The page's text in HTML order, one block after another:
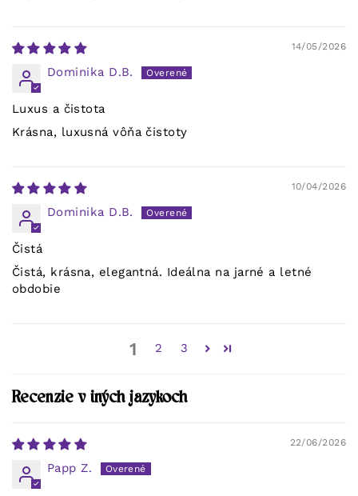
14/05/2026
Dominika D.B.
Luxus a čistota
Krásna, luxusná vôňa čistoty
10/04/2026
Dominika D.B.
Čistá
Čistá, krásna, elegantná. Ideálna na jarné a letné
obdobie
1 2 3
Recenzie v iných jazykoch
22/06/2026
Papp Z.